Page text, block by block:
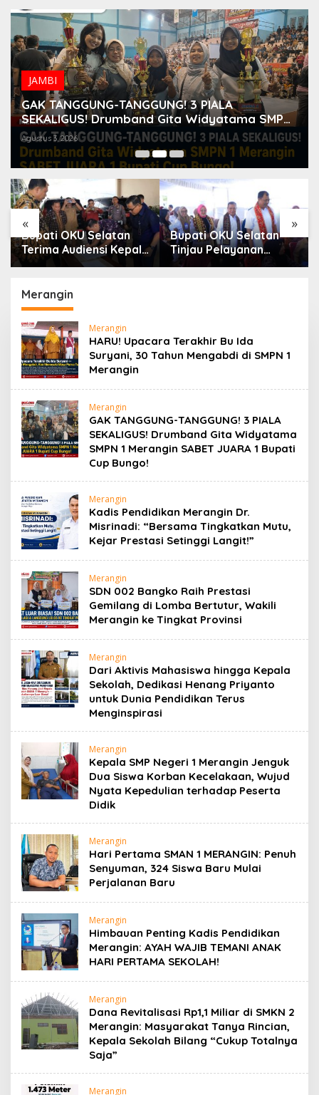
JAMBI
GAK TANGGUNG-TANGGUNG! 3 PIALA
SEKALIGUS! Drumband Gita Widyatama SMPN
1 Merangin SABET JUARA 1 Bupati Cup Bungo!
Agustus 3, 2026
« »
Bupati OKU Selatan
Terima Audiensi Kepala
Samsat, Perkuat
Pendapatan Daerah
Bupati OKU Selatan
Tinjau Pelayanan
Kesehatan Gratis Di
Masyarakat
Merangin
Merangin
HARU! Upacara Terakhir Bu Ida
Suryani, 30 Tahun Mengabdi di SMPN 1
Merangin
Merangin
GAK TANGGUNG-TANGGUNG! 3 PIALA
SEKALIGUS! Drumband Gita Widyatama
SMPN 1 Merangin SABET JUARA 1 Bupati
Cup Bungo!
Merangin
Kadis Pendidikan Merangin Dr.
Misrinadi: “Bersama Tingkatkan Mutu,
Kejar Prestasi Setinggi Langit!”
Merangin
SDN 002 Bangko Raih Prestasi
Gemilang di Lomba Bertutur, Wakili
Merangin ke Tingkat Provinsi
Merangin
Dari Aktivis Mahasiswa hingga Kepala
Sekolah, Dedikasi Henang Priyanto
untuk Dunia Pendidikan Terus
Menginspirasi
Merangin
Kepala SMP Negeri 1 Merangin Jenguk
Dua Siswa Korban Kecelakaan, Wujud
Nyata Kepedulian terhadap Peserta
Didik
Merangin
Hari Pertama SMAN 1 MERANGIN: Penuh
Senyuman, 324 Siswa Baru Mulai
Perjalanan Baru
Merangin
Himbauan Penting Kadis Pendidikan
Merangin: AYAH WAJIB TEMANI ANAK
HARI PERTAMA SEKOLAH!
Merangin
Dana Revitalisasi Rp1,1 Miliar di SMKN 2
Merangin: Masyarakat Tanya Rincian,
Kepala Sekolah Bilang “Cukup Totalnya
Saja”
Merangin